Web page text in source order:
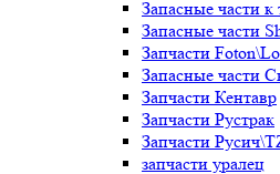
Запасные части
Запасные части
Запчасти
Запасные части
Запчасти Кентавр
Запчасти Рустрак
Запчасти
запчасти уралец